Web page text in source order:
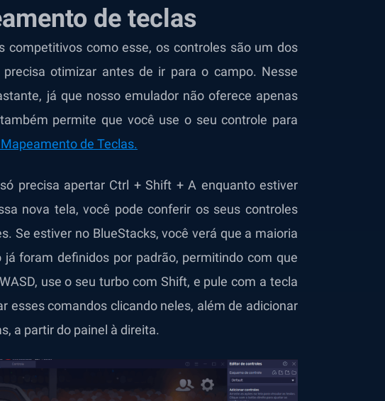
de teclas
competitivos como esse, os controles são um dos
otimizar antes de ir para o campo. Nesse
já que nosso emulador não oferece apenas
permite que você use o seu controle para
de Teclas.
precisa apertar Ctrl + Shift + A enquanto estiver
nova tela, você pode conferir os seus controles
Se estiver no BlueStacks, você verá que a maioria
foram definidos por padrão, permitindo com que
use o seu turbo com Shift, e pule com a tecla
esses comandos clicando neles, além de adicionar
a partir do painel à direita.